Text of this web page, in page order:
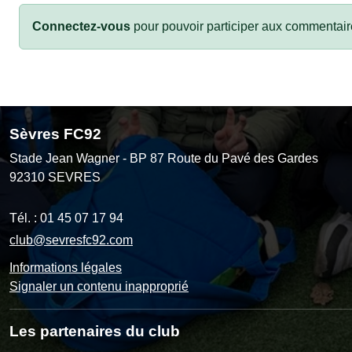
Connectez-vous pour pouvoir participer aux
Sèvres FC92
Stade Jean Wagner - BP 87 Route du Pavé des Gardes
92310 SEVRES
Tél. : 01 45 07 17 94
club@sevresfc92.com
Informations légales
Signaler un contenu inapproprié
Les partenaires du club